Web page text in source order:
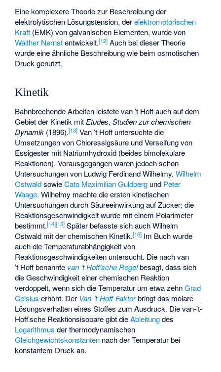
Eine komplexere Theorie zur Beschreibung der
elektrolytischen Lösungstension, derelektromotorischen
Kraft (EMK) von galvanischen Elementen, wurde von
Walther Nernstentwickelt.[12] Auch bei dieser Theorie
wurde eine ähnliche Beschreibung wie beim osmotischen
Druck genutzt.
Kinetik
Bahnbrechende Arbeiten leistete van ’t Hoff auch auf dem
Gebiet der Kinetik mitEtudes,Studien zur chemischen
Dynamik (1896).[13] Van ’t Hoff untersuchte die
Umsetzungen von Chloressigsäure und Verseifung von
Essigester mit Natriumhydroxid (beides bimolekulare
Reaktionen). Vorausgegangen waren jedoch schon
Untersuchungen von Ludwig Ferdinand Wilhelmy,Wilhelm
OstwaldsowieCato Maximilian Guldberg und Peter
Waage. Wilhelmy machte die ersten kinetischen
Untersuchungen durch Säureeinwirkung auf Zucker; die
Reaktionsgeschwindigkeit wurde mit einem Polarimeter
bestimmt.[14][15] Später befasste sich auch Wilhelm
Ostwald mit der chemischen Kinetik.[16] Im Buch wurde
auch die Temperaturabhängigkeit von
Reaktionsgeschwindigkeiten untersucht. Die nach van
’t Hoff benannte van ’t Hoff’sche Regelbesagt, dass sich
die Geschwindigkeit einer chemischen Reaktion
verdoppelt, wenn sich die Temperatur um etwa zehnGrad
Celsius erhöht. Der Van-’t-Hoff-Faktorbringt das molare
Lösungsverhalten eines Stoffes zum Ausdruck. Dievan-’t-
Hoff’sche Reaktionsisobaregibt dieAbleitungdes
Logarithmus der thermodynamischen
Gleichgewichtskonstanten nach der Temperatur bei
konstantem Druck an.